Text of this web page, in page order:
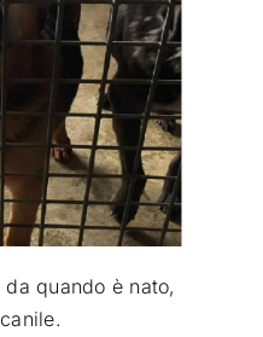
quando è nato,
.